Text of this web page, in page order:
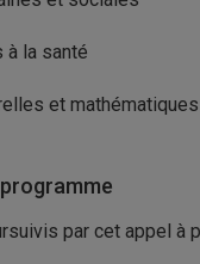
la santé
et mathématiques
par cet appel à